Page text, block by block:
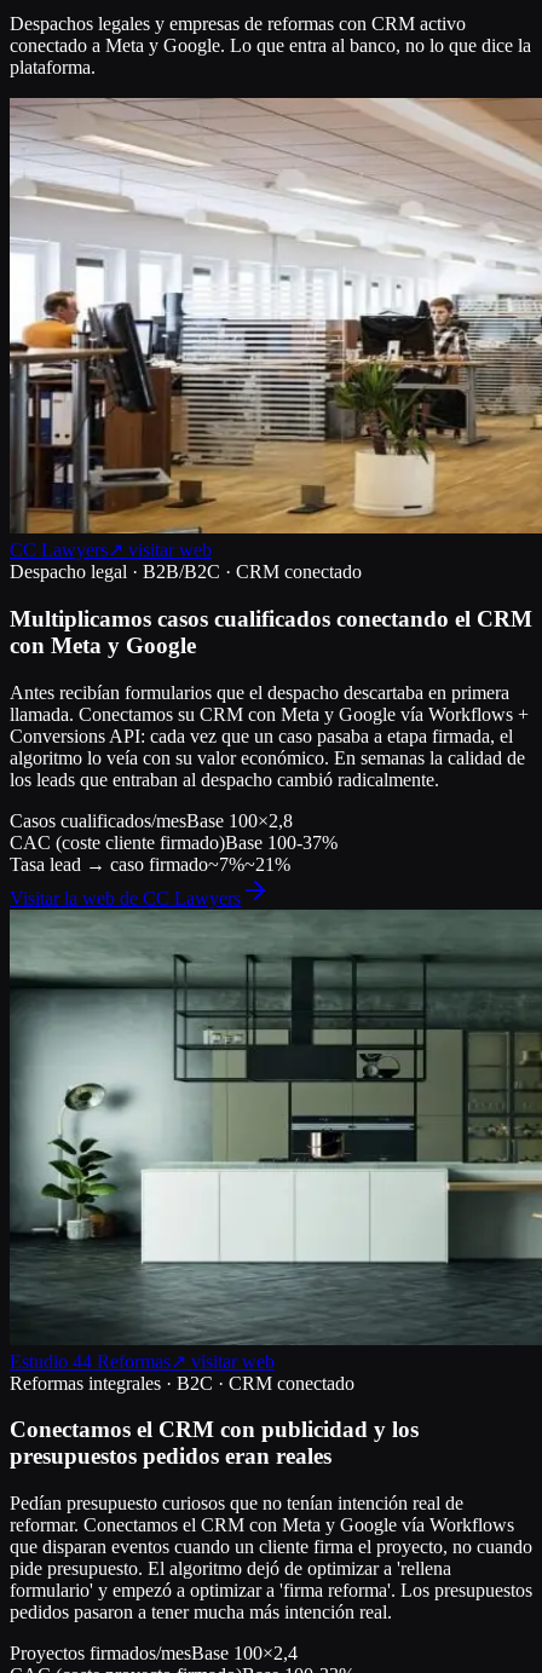
Despachos legales y empresas de reformas con CRM activo
conectado a Meta y Google. Lo que entra al banco, no lo que dice la
plataforma.
CC Lawyers↗ visitar web
Despacho legal · B2B/B2C · CRM conectado
Multiplicamos casos cualificados conectando el CRM
con Meta y Google
Antes recibían formularios que el despacho descartaba en primera
llamada. Conectamos su CRM con Meta y Google vía Workflows +
Conversions API: cada vez que un caso pasaba a etapa firmada, el
algoritmo lo veía con su valor económico. En semanas la calidad de
los leads que entraban al despacho cambió radicalmente.
Casos cualificados/mesBase 100×2,8
CAC (coste cliente firmado)Base 100-37%
Tasa lead → caso firmado~7%~21%
Visitar la web de CC Lawyers
Estudio 44 Reformas↗ visitar web
Reformas integrales · B2C · CRM conectado
Conectamos el CRM con publicidad y los
presupuestos pedidos eran reales
Pedían presupuesto curiosos que no tenían intención real de
reformar. Conectamos el CRM con Meta y Google vía Workflows
que disparan eventos cuando un cliente firma el proyecto, no cuando
pide presupuesto. El algoritmo dejó de optimizar a 'rellena
formulario' y empezó a optimizar a 'firma reforma'. Los presupuestos
pedidos pasaron a tener mucha más intención real.
Proyectos firmados/mesBase 100×2,4